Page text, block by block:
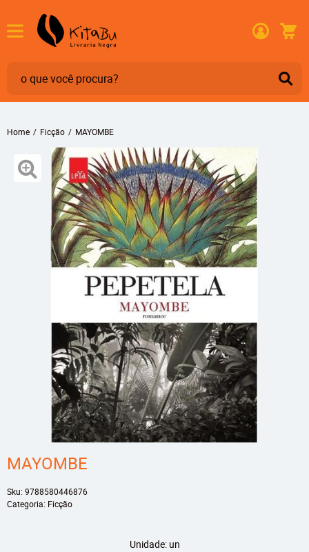
Home Ficção MAYOMBE
MAYOMBE
Sku: 9788580446876
Categoria: Ficção
Unidade: un